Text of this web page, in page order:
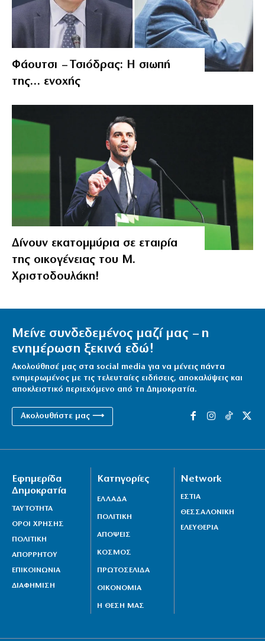
Φάουτσι – Τσιόδρας: Η σιωπή
της… ενοχής
Δίνουν εκατομμύρια σε εταιρία
της οικογένειας του Μ.
Χριστοδουλάκη!
Μείνε συνδεδεμένος μαζί μας – η
ενημέρωση ξεκινά εδώ!
Ακολούθησέ μας στα social media για να μένεις πάντα
ενημερωμένος με τις τελευταίες ειδήσεις, αποκαλύψεις και
αποκλειστικό περιεχόμενο από τη Δημοκρατία.
Ακολουθήστε μας ⟶
Εφημερίδα
Δημοκρατία
ΤΑΥΤΟΤΗΤΑ
ΟΡΟΙ ΧΡΗΣΗΣ
ΠΟΛΙΤΙΚΗ
ΑΠΟΡΡΗΤΟΥ
ΕΠΙΚΟΙΝΩΝΙΑ
ΔΙΑΦΗΜΙΣΗ
Κατηγορίες
ΕΛΛΑΔΑ
ΠΟΛΙΤΙΚΗ
ΑΠΟΨΕΙΣ
ΚΟΣΜΟΣ
ΠΡΩΤΟΣΕΛΙΔΑ
ΟΙΚΟΝΟΜΙΑ
Η ΘΕΣΗ ΜΑΣ
Network
ΕΣΤΙΑ
ΘΕΣΣΑΛΟΝΙΚΗ
ΕΛΕΥΘΕΡΙΑ